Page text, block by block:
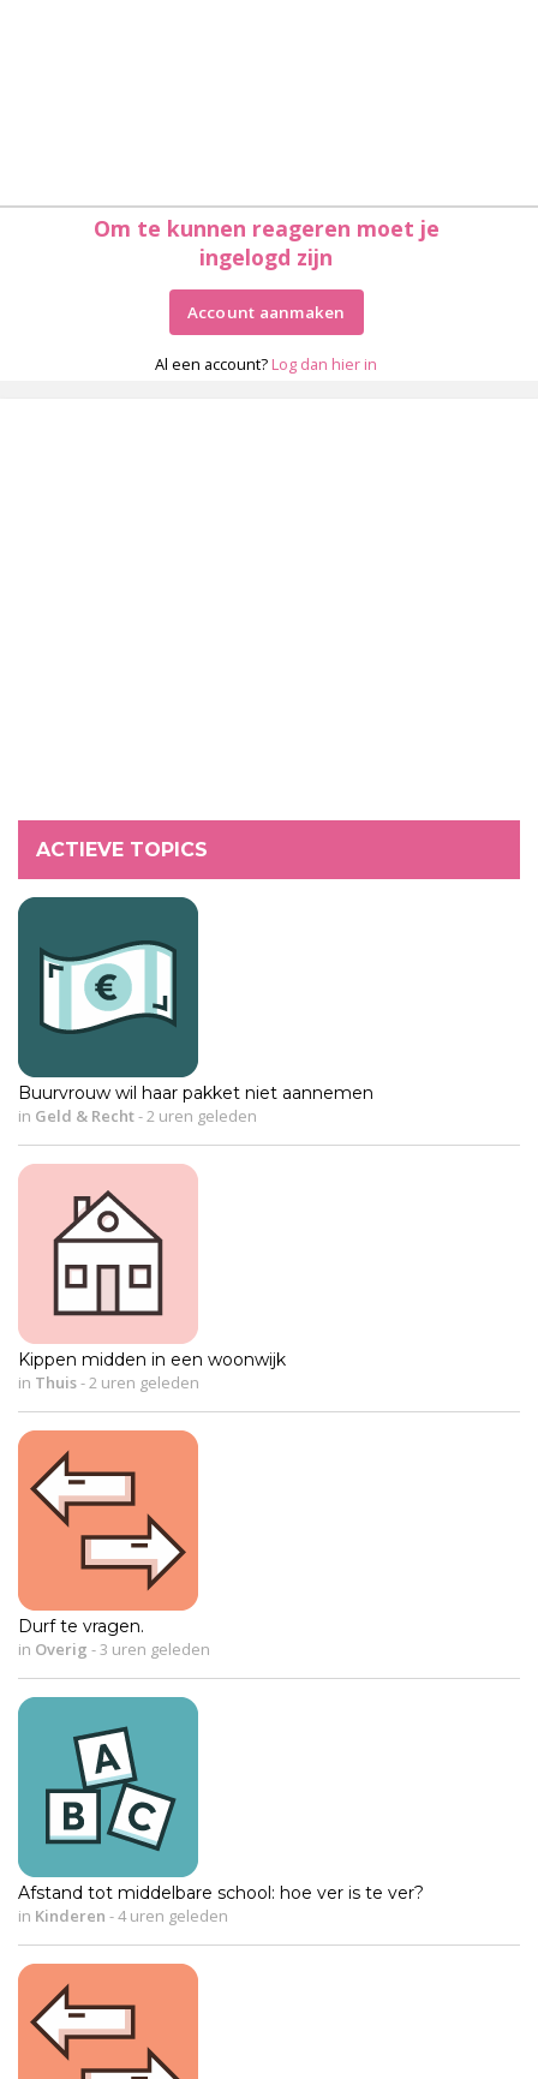
Om te kunnen reageren moet je
ingelogd zijn
Account aanmaken
Al een account? Log dan hier in
ACTIEVE TOPICS
Buurvrouw wil haar pakket niet aannemen
in Geld & Recht-2 uren geleden
Kippen midden in een woonwijk
in Thuis-2 uren geleden
Durf te vragen.
in Overig -3 uren geleden
Afstand tot middelbare school: hoe ver is te ver?
in Kinderen -4 uren geleden